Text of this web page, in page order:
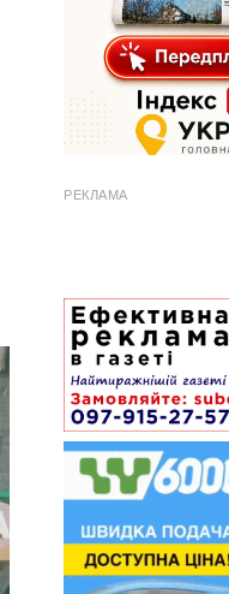
РЕКЛАМА